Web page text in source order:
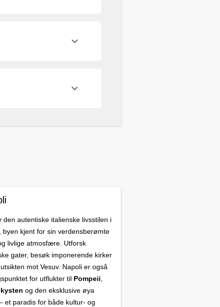
den autentiske italienske livsstilen i
byen kjent for sin verdensberømte
livlige atmosfære. Utforsk
gater, besøk imponerende kirker
mot Vesuv. Napoli er også
for utflukter til Pompeii,
og den eksklusive øya
et paradis for både kultur- og